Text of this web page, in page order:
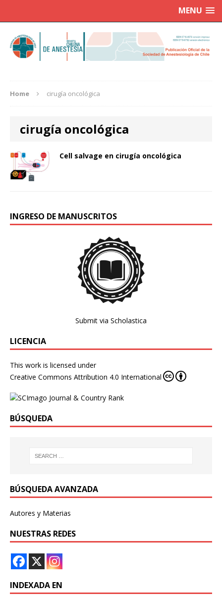
MENU
Home cirugía oncológica
cirugía oncológica
Cell salvage en cirugía oncológica
INGRESO DE MANUSCRITOS
Submit via Scholastica
LICENCIA
This work is licensed under
Creative Commons Attribution 4.0 International
BÚSQUEDA
BÚSQUEDA AVANZADA
Autores y Materias
NUESTRAS REDES
INDEXADA EN